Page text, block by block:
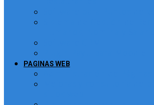
PAGINAS WEB